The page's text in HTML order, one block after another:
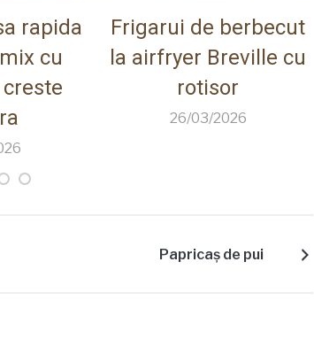
rapida
cu
Frigarui de berbecut
la airfryer Breville cu
rotisor
26/03/2026
Papricaş de pui